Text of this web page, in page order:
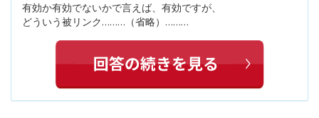
有効か有効でないかで言えば、有効ですが、
どういう被リンク………（省略）………